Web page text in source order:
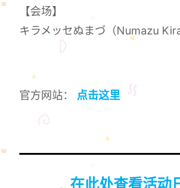
【会场】
キラメッセぬまづ（Numazu
官方网站： 点击这里
在此处查看活动